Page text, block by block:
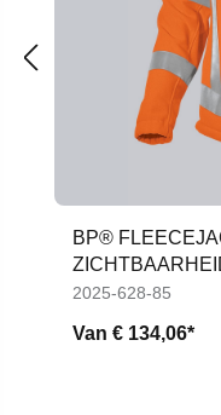
BP®
2025-628-85
Van € 134,06*